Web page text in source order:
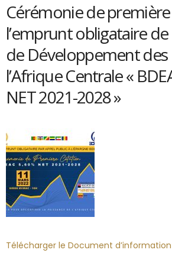
Cérémonie de
l’emprunt obligataire
de Développement des
l’Afrique Centrale «
NET 2021-2028 »
Télécharger le Document d’information